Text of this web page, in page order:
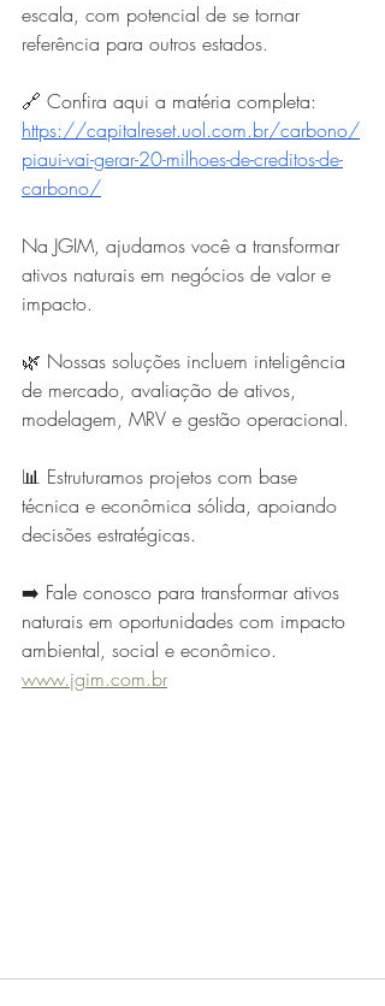
escala, com potencial de se tornar
referência para outros estados.
🔗 Confira aqui a matéria completa:
https://capitalreset.uol.com.br/carbono/
piaui-vai-gerar-20-milhoes-de-creditos-de-
carbono/
Na JGIM, ajudamos você a transformar
ativos naturais em negócios de valor e
impacto.
🌿 Nossas soluções incluem inteligência
de mercado, avaliação de ativos,
modelagem, MRV e gestão operacional.
📊 Estruturamos projetos com base
técnica e econômica sólida, apoiando
decisões estratégicas.
➡️ Fale conosco para transformar ativos
naturais em oportunidades com impacto
ambiental, social e econômico.
www.jgim.com.br